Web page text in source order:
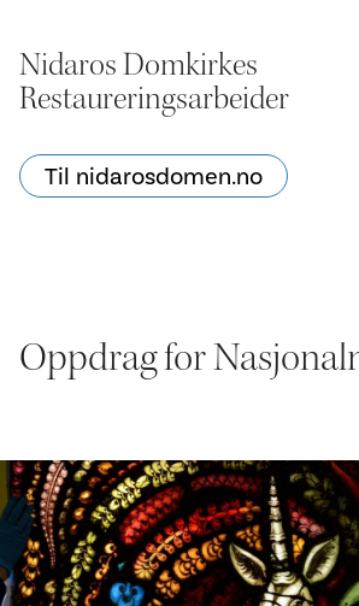
Nidaros Domkirkes
Restaureringsarbeider
Til nidarosdomen.no
Oppdrag for